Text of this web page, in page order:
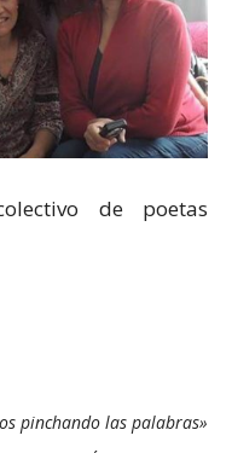
de poetas
pinchando las palabras»